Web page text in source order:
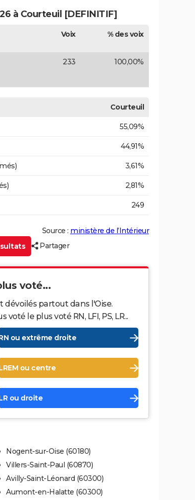
à Courteuil [DEFINITIF]
Voix % des voix
233 100,00%
Courteuil
55,09%
44,91%
3,61%
2,81%
249
Source : ministère de l’Intérieur
Partager
voté...
dévoilés partout dans l'Oise.
le plus voté RN, LFI, PS, LR...
ou extrême droite
ou centre
ou droite
Nogent-sur-Oise (60180)
Villers-Saint-Paul (60870)
Avilly-Saint-Léonard (60300)
Aumont-en-Halatte (60300)